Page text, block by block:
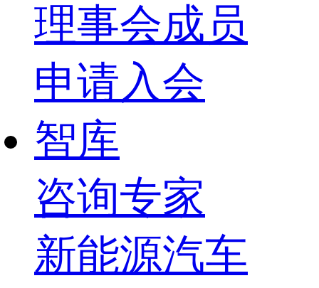
理事会成员
申请入会
智库
咨询专家
新能源汽车